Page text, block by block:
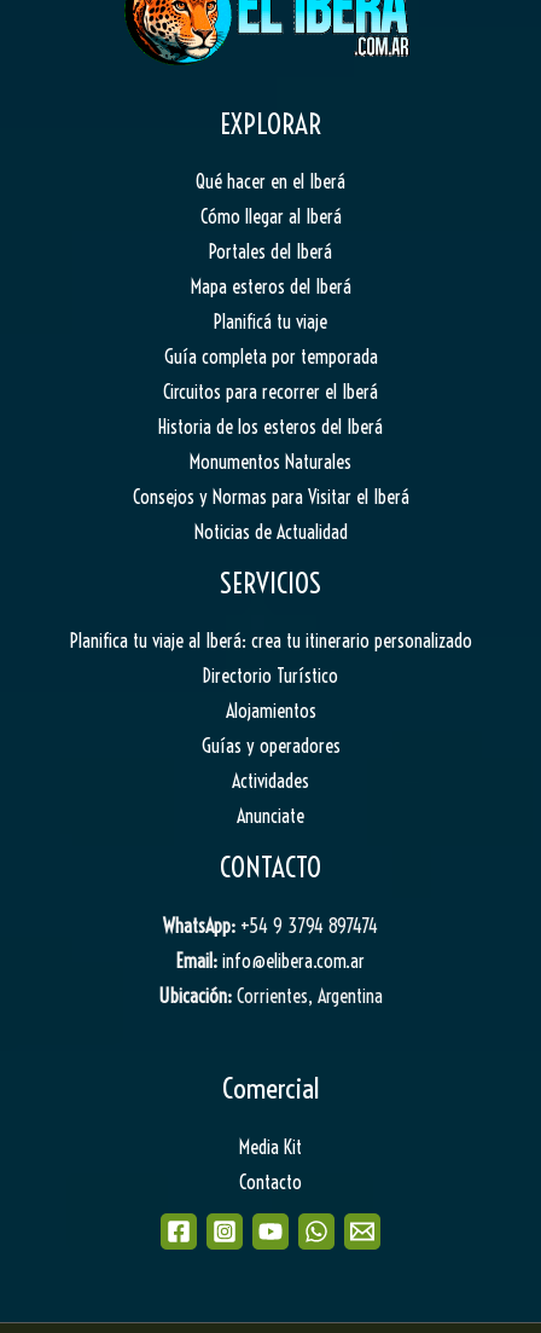
EXPLORAR
Qué hacer en el Iberá
Cómo llegar al Iberá
Portales del Iberá
Mapa esteros del Iberá
Planificá tu viaje
Guía completa por temporada
Circuitos para recorrer el Iberá
Historia de los esteros del Iberá
Monumentos Naturales
Consejos y Normas para Visitar el Iberá
Noticias de Actualidad
SERVICIOS
Planifica tu viaje al Iberá: crea tu itinerario personalizado
Directorio Turístico
Alojamientos
Guías y operadores
Actividades
Anunciate
CONTACTO
WhatsApp: +54 9 3794 897474
Email: info@elibera.com.ar
Ubicación: Corrientes, Argentina
Comercial
Media Kit
Contacto